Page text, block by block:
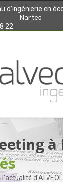
d’ingénierie en
Nantes
22
à